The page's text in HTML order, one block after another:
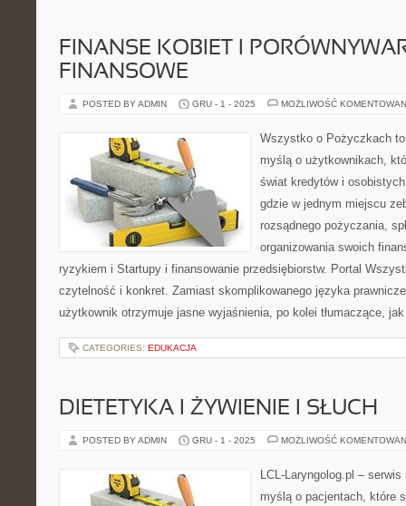
FINANSE KOBIET I
FINANSOWE
POSTED BY ADMIN GRU - 1 - 2025 MOŻLIWOŚĆ
Wszystko o Pożyczkach
myślą o użytkownikach,
świat kredytów i
gdzie w jednym miejscu
rozsądnego pożyczania,
organizowania swoich
ryzykiem i Startupy i finansowanie przedsiębiorstw. Portal
czytelność i konkret. Zamiast skomplikowanego języka
użytkownik otrzymuje jasne wyjaśnienia, po kolei tłumaczące,
CATEGORIES: EDUKACJA
DIETETYKA I ŻYWIENIE I SŁUCH
POSTED BY ADMIN GRU - 1 - 2025 MOŻLIWOŚĆ
LCL-Laryngolog.pl –
myślą o pacjentach, które